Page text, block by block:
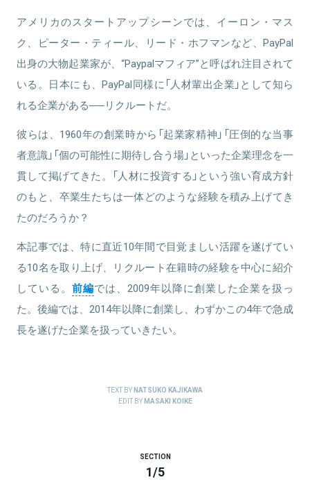
アメリカのスタートアップシーンでは、イーロン・マス
ク、ピーター・ティール、リード・ホフマンなど、PayPal
出身の大物起業家が、“Paypalマフィア”と呼ばれ注目されて
いる。日本にも、PayPal同様に「人材輩出企業」として知ら
れる企業がある──リクルートだ。
彼らは、1960年の創業時から「起業家精神」「圧倒的な当事
者意識」「個の可能性に期待し合う場」といった企業理念を一
貫して掲げてきた。「人材に投資する」という強い育成方針
のもと、卒業生たちは一体どのような経験を積み上げてき
たのだろうか？
本記事では、特に直近10年間で目覚ましい活躍を遂げてい
る10名を取り上げ、リクルート在籍時の経験を中心に紹介
している。 前編では、2009年以降に創業した企業を扱っ
た。後編では、2014年以降に創業し、わずかこの4年で急成
長を遂げた企業を扱っていきたい。
TEXT BYNATSUKO KAJIKAWA
EDIT BYMASAKI KOIKE
SECTION
1/5